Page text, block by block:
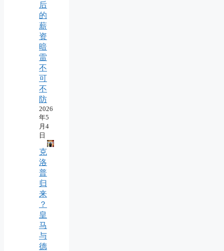
后
的
薪
资
暗
雷
不
可
不
防
2026
年5
月4
日
克
洛
普
归
来
？
皇
马
与
德